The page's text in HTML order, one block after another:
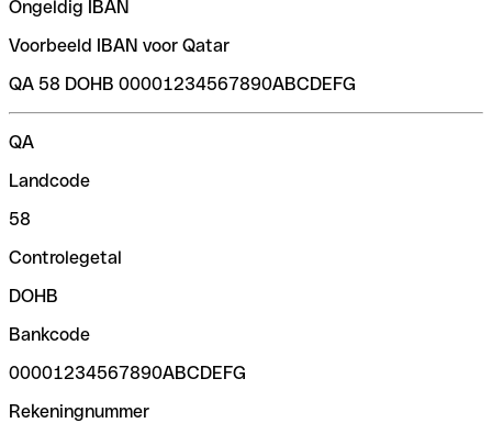
Ongeldig IBAN
Voorbeeld IBAN voor Qatar
QA 58 DOHB 00001234567890ABCDEFG
QA
Landcode
58
Controlegetal
DOHB
Bankcode
00001234567890ABCDEFG
Rekeningnummer